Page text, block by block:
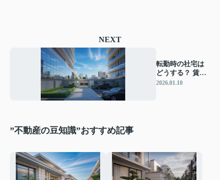
NEXT
転勤時の社宅は
どうする？ 賃貸
法人契約のポイ
2026.01.10
”不動産の豆知識”おすすめ記事